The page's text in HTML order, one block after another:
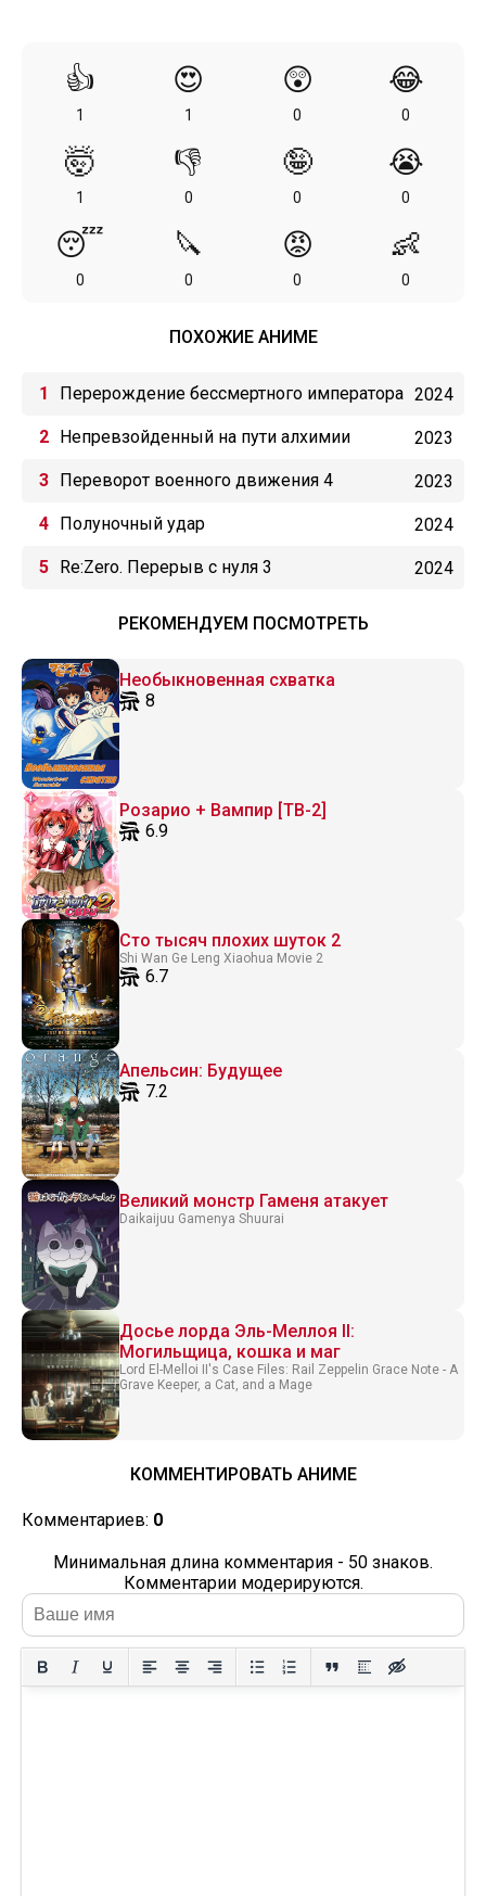
👍
1
😍
1
😲
0
😂
0
🤯
1
👎
0
🤪
0
😭
0
😴
0
🔪
0
😡
0
👶
0
ПОХОЖИЕ АНИМЕ
Перерождение бессмертного императора
(2024)
2024
Непревзойденный на пути алхимии 2023
Переворот военного движения 4 2023
Полуночный удар 2024
Re:Zero. Перерыв с нуля 3 2024
РЕКОМЕНДУЕМ ПОСМОТРЕТЬ
Необыкновенная схватка
8
Розарио + Вампир [ТВ-2]
6.9
Сто тысяч плохих шуток 2
Shi Wan Ge Leng Xiaohua Movie 2
6.7
Апельсин: Будущее
7.2
Великий монстр Гаменя атакует
Daikaijuu Gamenya Shuurai
Досье лорда Эль-Меллоя II:
Могильщица, кошка и маг
Lord El-Melloi II's Case Files: Rail Zeppelin Grace Note - A
Grave Keeper, a Cat, and a Mage
КОММЕНТИРОВАТЬ АНИМЕ
Комментариев: 0
Минимальная длина комментария - 50 знаков.
Комментарии модерируются.